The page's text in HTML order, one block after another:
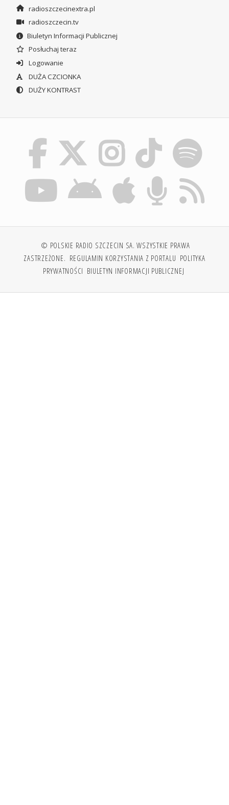
radioszczecinextra.pl
radioszczecin.tv
Biuletyn Informacji Publicznej
Posłuchaj teraz
Logowanie
DUŻA CZCIONKA
DUŻY KONTRAST
© POLSKIE RADIO SZCZECIN SA. WSZYSTKIE PRAWA
ZASTRZEŻONE. REGULAMIN KORZYSTANIA Z PORTALU POLITYKA
PRYWATNOŚCI BIULETYN INFORMACJI PUBLICZNEJ